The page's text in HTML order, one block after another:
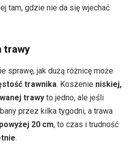
tam, gdzie nie da się wjechać
trawy
sprawę, jak dużą różnicę może
trawnika. Koszenie niskiej,
trawy to jedno, ale jeśli
przez kilka tygodni, a trawa
powyżej 20 cm, to czas i trudność
.